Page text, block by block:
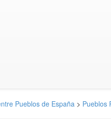
Pueblos de España > Pueblos